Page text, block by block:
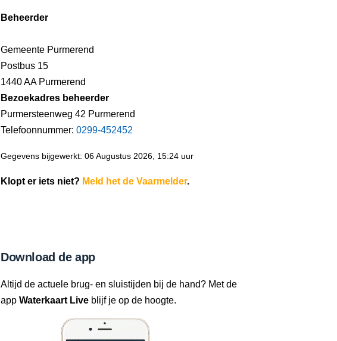
Beheerder
Gemeente Purmerend
Postbus 15
1440 AA Purmerend
Bezoekadres beheerder
Purmersteenweg 42 Purmerend
Telefoonnummer: 0299-452452
Gegevens bijgewerkt: 06 Augustus 2026, 15:24 uur
Klopt er iets niet? Meld het de Vaarmelder.
Download de app
Altijd de actuele brug- en sluistijden bij de hand? Met de
app Waterkaart Live blijf je op de hoogte.